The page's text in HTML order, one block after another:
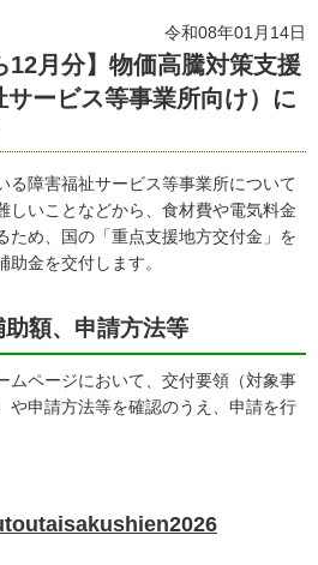
令和08年01月14日
12月分】物価高騰対策支援
ービス等事業所向け）に
障害福祉サービス等事業所について
しいことなどから、食材費や電気料金
ため、国の「重点支援地方交付金」を
金を交付します。
助額、申請方法等
ページにおいて、交付要領（対象事
や申請方法等を確認のうえ、申請を行